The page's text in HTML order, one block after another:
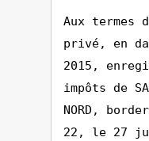
Aux termes
privé, en
2015,
impôts de
NORD,
22, le 27